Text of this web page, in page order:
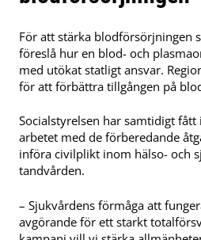
För att stärka blodförsörjningen
föreslå hur en blod- och
med utökat statligt ansvar.
för att förbättra tillgången på
Socialstyrelsen har samtidigt
arbetet med de förberedande
införa civilplikt inom hälso- och
tandvården.
– Sjukvårdens förmåga att
avgörande för ett starkt